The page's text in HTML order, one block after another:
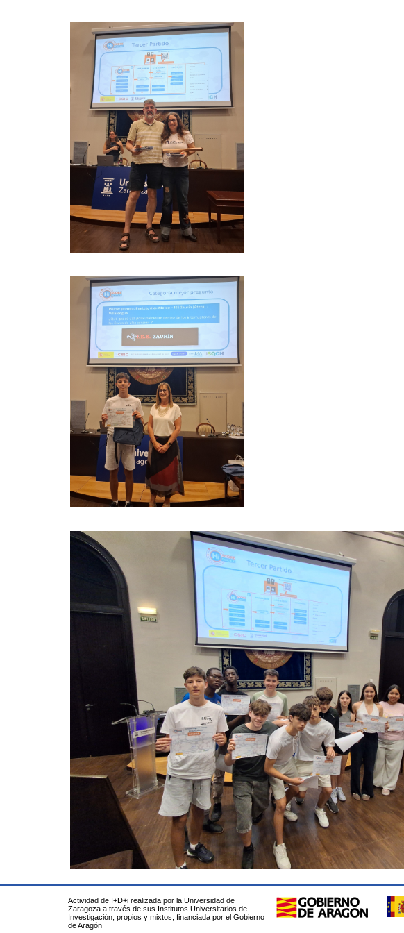
Actividad de I+D+i realizada por la Universidad de
Zaragoza a través de sus Institutos Universitarios de
Investigación, propios y mixtos, financiada por el Gobierno
de Aragón